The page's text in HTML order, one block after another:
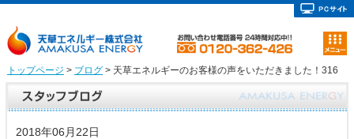
トップページ > ブログ> 天草エネルギーのお客様の声をいただきました！316
2018年06月22日